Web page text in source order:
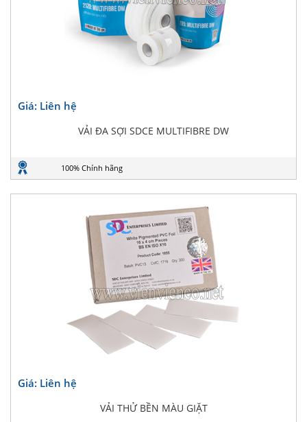
Giá: Liên hệ
VẢI ĐA SỢI SDCE MULTIFIBRE DW
100% Chính hãng
Giá: Liên hệ
VẢI THỬ BỀN MÀU GIẶT